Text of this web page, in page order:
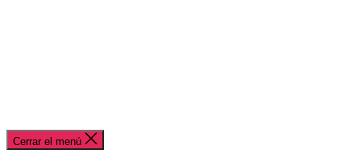
Cerrar el menú